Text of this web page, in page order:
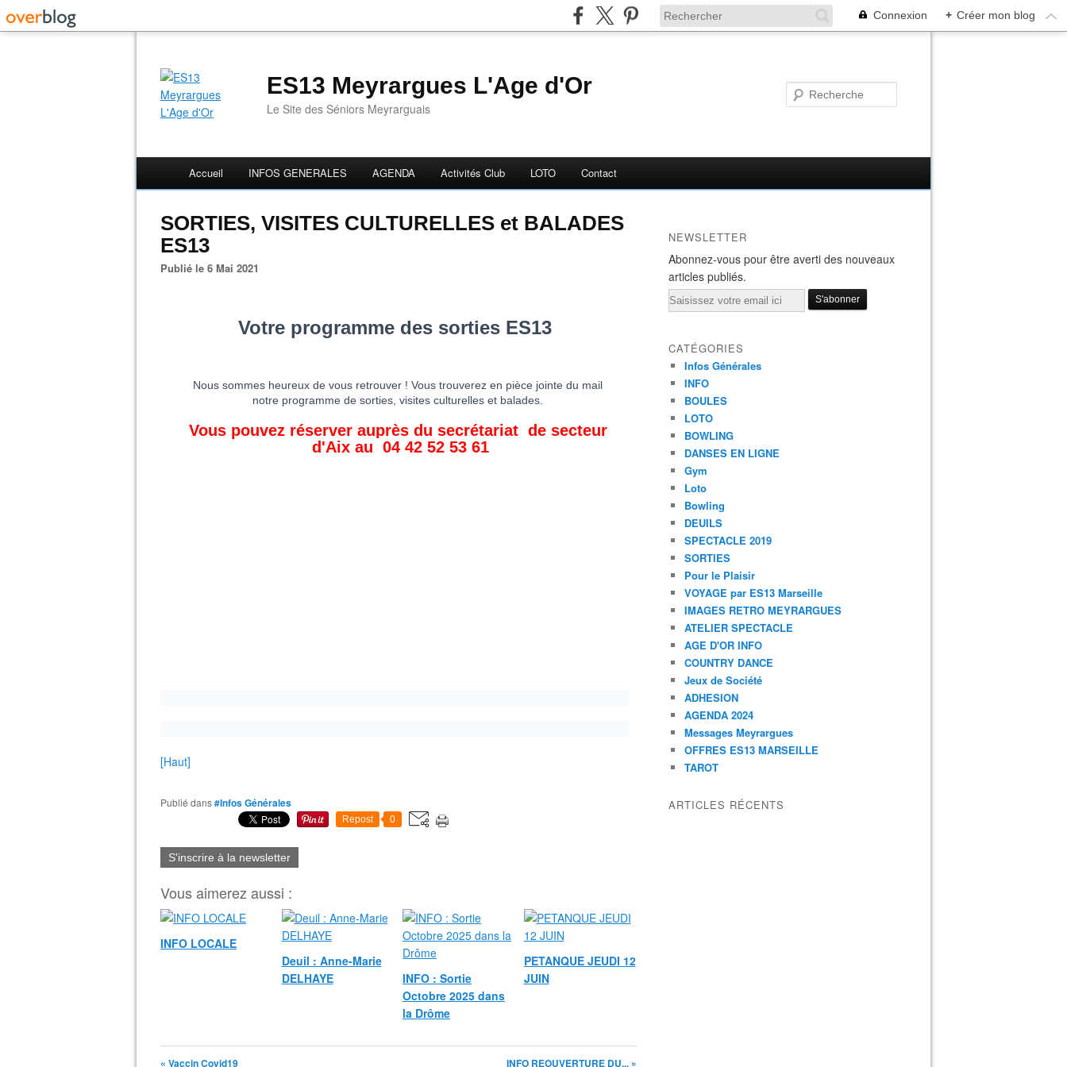
Connexion + Créer mon blog
ES13 Meyrargues L'Age d'Or
Le Site des Séniors Meyrarguais
Accueil INFOS GENERALES AGENDA Activités Club LOTO Contact
SORTIES, VISITES CULTURELLES et BALADES
ES13
Publié le 6 Mai 2021
Votre programme des sorties ES13
Nous sommes heureux de vous retrouver ! Vous trouverez en pièce jointe du mail
notre programme de sorties, visites culturelles et balades.
Vous pouvez réserver auprès du secrétariat de secteur
d'Aix au 04 42 52 53 61
[Haut]
Publié dans#Infos Générales
Repost 0
S'inscrire à la newsletter
Vous aimerez aussi :
INFO LOCALE
Deuil : Anne-Marie
DELHAYE
INFO : Sortie
Octobre 2025 dans
la Drôme
PETANQUE JEUDI 12
JUIN
« Vaccin Covid19 INFO REOUVERTURE DU... »
NEWSLETTER
Abonnez-vous pour être averti des nouveaux
articles publiés.
Email
CATÉGORIES
Infos Générales
INFO
BOULES
LOTO
BOWLING
DANSES EN LIGNE
Gym
Loto
Bowling
DEUILS
SPECTACLE 2019
SORTIES
Pour le Plaisir
VOYAGE par ES13 Marseille
IMAGES RETRO MEYRARGUES
ATELIER SPECTACLE
AGE D'OR INFO
COUNTRY DANCE
Jeux de Société
ADHESION
AGENDA 2024
Messages Meyrargues
OFFRES ES13 MARSEILLE
TAROT
ARTICLES RÉCENTS